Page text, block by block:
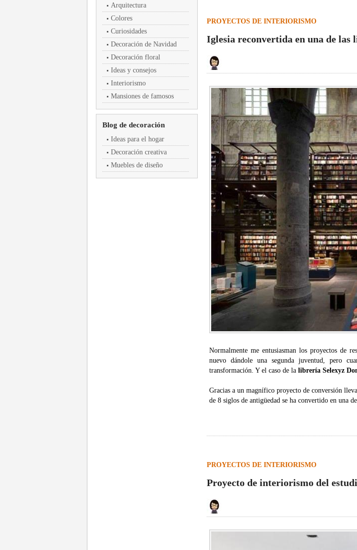
Arquitectura
Colores
Curiosidades
Decoración de Navidad
Decoración floral
Ideas y consejos
Interiorismo
Mansiones de famosos
Blog de decoración
Ideas para el hogar
Decoración creativa
Muebles de diseño
PROYECTOS DE INTERIORISMO
Iglesia reconvertida en una de las
Normalmente me entusiasman los proyectos de
nuevo dándole una segunda juventud, pero
transformación. Y el caso de la librería Selexyz
Gracias a un magnífico proyecto de conversión
de 8 siglos de antigüedad se ha convertido en una
PROYECTOS DE INTERIORISMO
Proyecto de interiorismo del